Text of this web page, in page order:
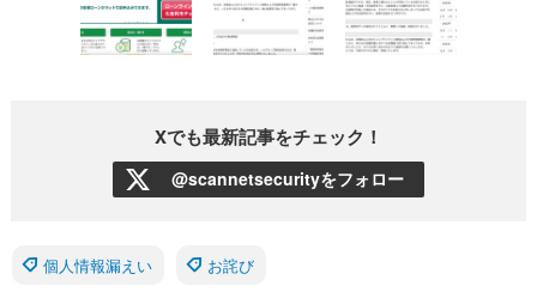
Xでも最新記事をチェック！
@scannetsecurityをフォロー
個人情報漏えい お詫び